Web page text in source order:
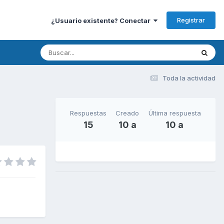
¿Usuario existente? Conectar Registrar
Toda la actividad
Respuestas
15
Creado
10 a
Última respuesta
10 a